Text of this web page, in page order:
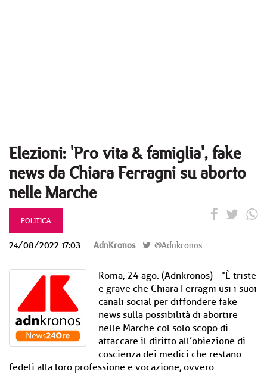
Elezioni: 'Pro vita & famiglia', fake
news da Chiara Ferragni su aborto
nelle Marche
POLITICA
24/08/2022 17:03 AdnKronos @Adnkronos
Roma, 24 ago. (Adnkronos) - "È triste
e grave che Chiara Ferragni usi i suoi
canali social per diffondere fake
news sulla possibilità di abortire
nelle Marche col solo scopo di
attaccare il diritto all’obiezione di
coscienza dei medici che restano
fedeli alla loro professione e vocazione, ovvero